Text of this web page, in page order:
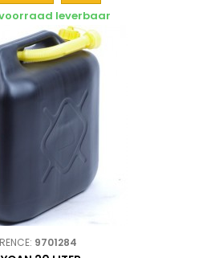
leverbaar
9701284